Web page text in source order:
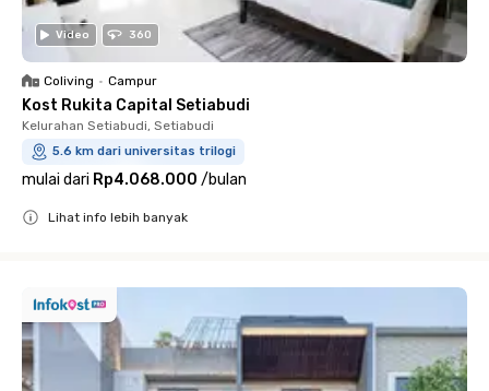
Video 360
Coliving • Campur
Kost Rukita Capital Setiabudi
Kelurahan Setiabudi, Setiabudi
5.6 km dari universitas trilogi
mulai dari Rp4.068.000 /bulan
Lihat info lebih banyak